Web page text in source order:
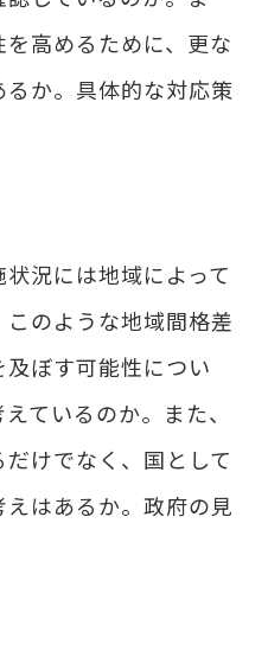
高めるために、更な
か。具体的な対応策
況には地域によって
のような地域間格差
ぼす可能性につい
ているのか。また、
けでなく、国として
はあるか。政府の見